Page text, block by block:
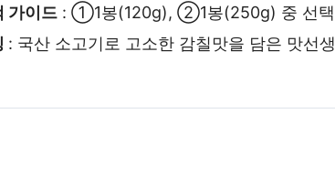
가이드 : ①1봉(120g), ②1봉(250g) 중 선택
: 국산 소고기로 고소한 감칠맛을 담은 맛선생